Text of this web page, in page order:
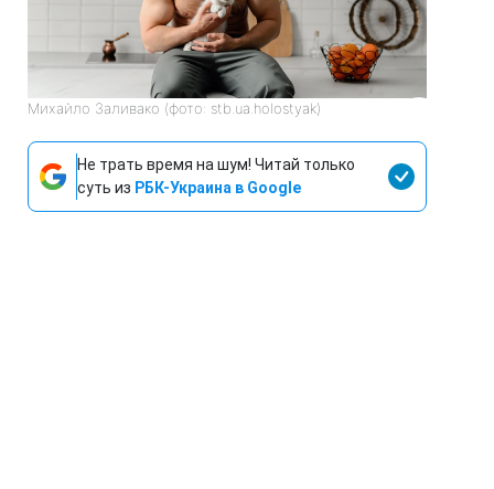
Михайло Заливако (фото: stb.ua.holostyak)
Не трать время на шум! Читай только
суть из РБК-Украина в Google